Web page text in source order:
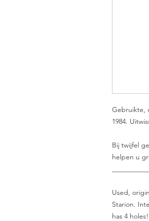
Gebruikte,
1984.
Bij twijfel
helpen u
Used,
Starion.
has 4 holes!